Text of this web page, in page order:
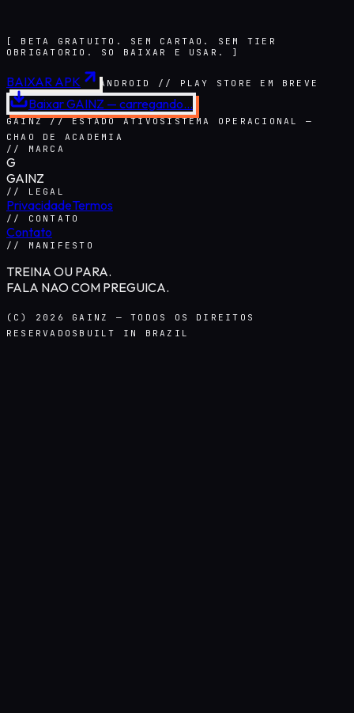
[ BETA GRATUITO. SEM CARTAO. SEM TIER
OBRIGATORIO. SO BAIXAR E USAR. ]
BAIXAR APK ANDROID // PLAY STORE EM BREVE
Baixar GAINZ — carregando…
GAINZ // ESTADO ATIVOSISTEMA OPERACIONAL —
CHAO DE ACADEMIA
// MARCA
G
GAINZ
// LEGAL
PrivacidadeTermos
// CONTATO
Contato
// MANIFESTO
TREINA OU PARA.
FALA NAO COM PREGUICA.
(C) 2026 GAINZ — TODOS OS DIREITOS
RESERVADOS BUILT IN BRAZIL